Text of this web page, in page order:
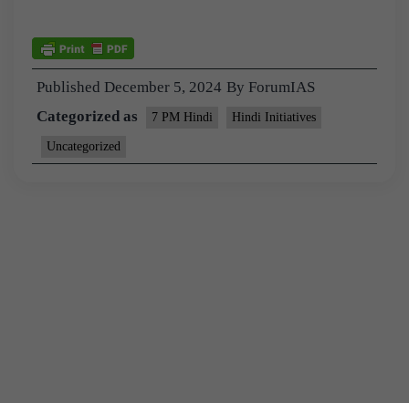
Published December 5, 2024 By ForumIAS
Categorized as
7 PM Hindi Hindi Initiatives
Uncategorized